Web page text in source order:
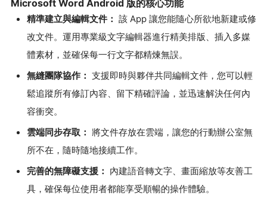
Microsoft Word Android 版的核心功能
精準建立與編輯文件： 該 App 讓您能隨心所欲地新建或修
改文件。運用專業級文字編輯器進行精美排版、插入多媒
體素材，並確保每一行文字都精煉無誤。
無縫團隊協作： 支援即時與夥伴共同編輯文件，您可以輕
鬆追蹤所有修訂內容、留下精確評論，並迅速解決任何內
容衝突。
雲端同步存取： 將文件存放在雲端，讓您的行動辦公室無
所不在，隨時隨地接續工作。
完善的無障礙支援： 內建語音轉文字、畫面縮放等友善工
具，確保每位使用者都能享受順暢的操作體驗。